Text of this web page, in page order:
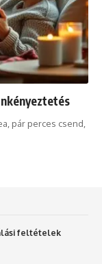
pár perces csend,
feltételek